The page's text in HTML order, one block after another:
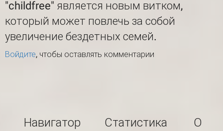
"childfree" является новым витком,
который может повлечь за собой
увеличение бездетных семей.
Войдите, чтобы оставлять комментарии
Навигатор Статистика О